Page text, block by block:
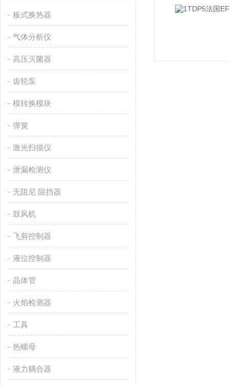
板式换热器
气体分析仪
高压灭菌器
齿轮泵
模转换模块
弹簧
激光扫描仪
泄漏检测仪
无阻尼 阻挡器
鼓风机
飞剪控制器
液位控制器
晶体管
火焰检测器
工具
热螺母
液力耦合器